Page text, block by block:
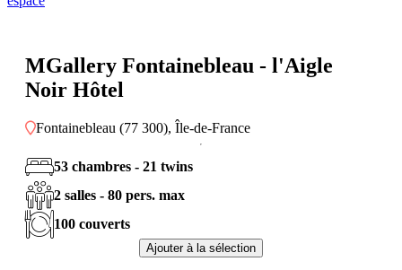
MGallery Fontainebleau - l'Aigle
Noir Hôtel
Fontainebleau (77 300), Île-de-France
53 chambres - 21 twins
2 salles - 80 pers. max
100 couverts
Ajouter à la sélection